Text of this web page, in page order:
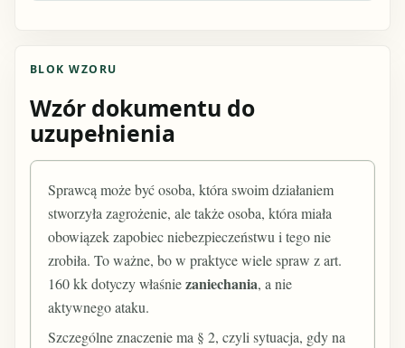
BLOK WZORU
Wzór dokumentu do
uzupełnienia
Sprawcą może być osoba, która swoim działaniem
stworzyła zagrożenie, ale także osoba, która miała
obowiązek zapobiec niebezpieczeństwu i tego nie
zrobiła. To ważne, bo w praktyce wiele spraw z art.
160 kk dotyczy właśniezaniechania, a nie
aktywnego ataku.
Szczególne znaczenie ma § 2, czyli sytuacja, gdy na